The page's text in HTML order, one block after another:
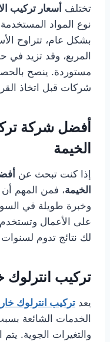
تختلف أسعار تركيب
نوع المواد
المربع، وقد تزيد في
مستوردة. ينصح
شركات قبل اتخاذ
أفضل شركة
الخيمة
إذا كنت تبحث عن
الخيمة، فمن المهم
وخبرة طويلة في
على الأعمال
لك نتائج تدوم
تركيب
يعد تركيب انترلوك
الخدمات الشائعة
والتغيرات الجوية.